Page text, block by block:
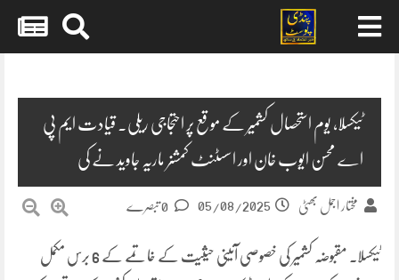
ٹیکسلا، یوم استحصال کشمیر کے موقع پر احتجاجی ریلی۔ قیادت ایم پی
اے محسن ایوب خان اور اسسٹنٹ کمشنر ماریہ جاوید نے کی
مختار اجمل بھٹی 05/08/2025
ٹیکسلا۔ مقبوضہ کشمیر کی خصوصی آئینی حیثیت کے خاتمے کے 6 برس مکمل